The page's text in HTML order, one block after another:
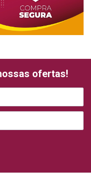
ofertas!